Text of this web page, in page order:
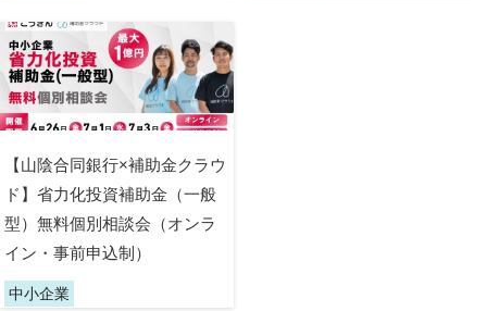
【山陰合同銀行×補助金クラウ
ド】省力化投資補助金（一般
型）無料個別相談会（オンラ
イン・事前申込制）
中小企業